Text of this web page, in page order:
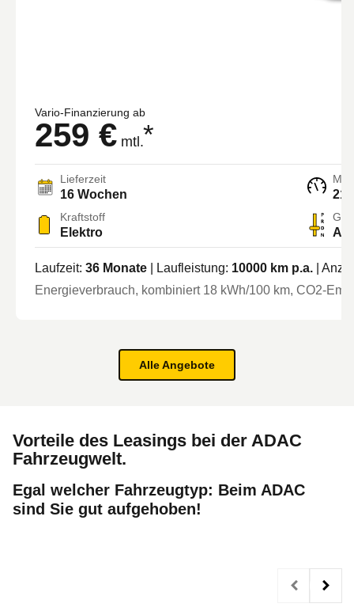
Vario-Finanzierung ab
259 € mtl.*
Lieferzeit
16 Wochen
Kraftstoff
Elektro
Laufzeit: 36 Monate | Laufleistung: 10000 km p.a.
|
Energieverbrauch, kombiniert 18 kWh/100 km, CO2-
Alle Angebote
Vorteile des Leasings bei der ADAC
Fahrzeugwelt.
Egal welcher Fahrzeugtyp: Beim ADAC
sind Sie gut aufgehoben!